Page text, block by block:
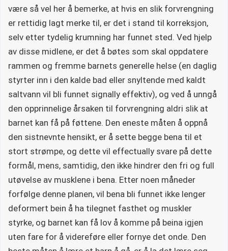
være så vel her å bemerke, at hvis en slik forvrengning
er rettidig lagt merke til, er det i stand til korreksjon,
selv etter tydelig krumning har funnet sted. Ved hjelp
av disse midlene, er det å bøtes som skal oppdatere
rammen og fremme barnets generelle helse (en daglig
styrter inn i den kalde bad eller snyltende med kaldt
saltvann vil bli funnet signally effektiv), og ved å unngå
den opprinnelige årsaken til forvrengning aldri slik at
barnet kan få på føttene. Den eneste måten å oppnå
den sistnevnte hensikt, er å sette begge bena til et
stort strømpe, og dette vil effectually svare på dette
formål, mens, samtidig, den ikke hindrer den fri og full
utøvelse av musklene i bena. Etter noen måneder
forfølge denne planen, vil bena bli funnet ikke lenger
deformert bein å ha tilegnet fasthet og muskler
styrke, og barnet kan få lov å komme på beina igjen
uten fare for å videreføre eller fornye det onde. Den